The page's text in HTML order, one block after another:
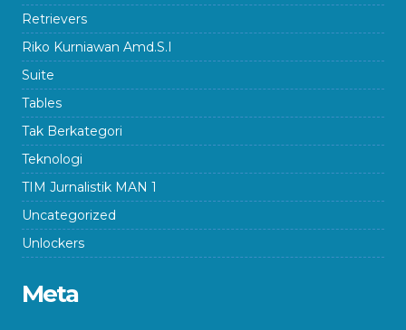
Retrievers
Riko Kurniawan Amd.S.I
Suite
Tables
Tak Berkategori
Teknologi
TIM Jurnalistik MAN 1
Uncategorized
Unlockers
Meta